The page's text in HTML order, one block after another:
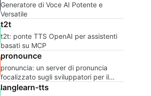
Generatore di Voce AI Potente e
Versatile
t2t
t2t: ponte TTS OpenAI per assistenti
basati su MCP
pronounce
pronuncia: un server di pronuncia
focalizzato sugli sviluppatori per il
gergo tecnico
langlearn-tts